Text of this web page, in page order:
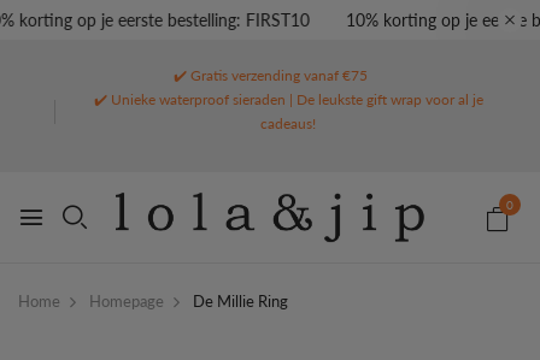
korting op je eerste bestelling: FIRST10 10% korting op je eerste
✔️ Gratis verzending vanaf €75
✔️ Unieke waterproof sieraden | De leukste gift wrap voor al je
cadeaus!
0
Home Homepage De Millie Ring